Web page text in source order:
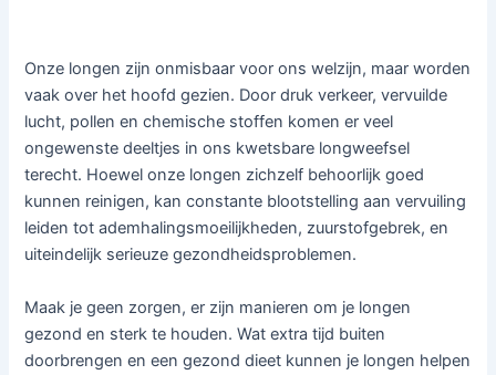
Onze longen zijn onmisbaar voor ons welzijn, maar worden
vaak over het hoofd gezien. Door druk verkeer, vervuilde
lucht, pollen en chemische stoffen komen er veel
ongewenste deeltjes in ons kwetsbare longweefsel
terecht. Hoewel onze longen zichzelf behoorlijk goed
kunnen reinigen, kan constante blootstelling aan vervuiling
leiden tot ademhalingsmoeilijkheden, zuurstofgebrek, en
uiteindelijk serieuze gezondheidsproblemen.
Maak je geen zorgen, er zijn manieren om je longen
gezond en sterk te houden. Wat extra tijd buiten
doorbrengen en een gezond dieet kunnen je longen helpen